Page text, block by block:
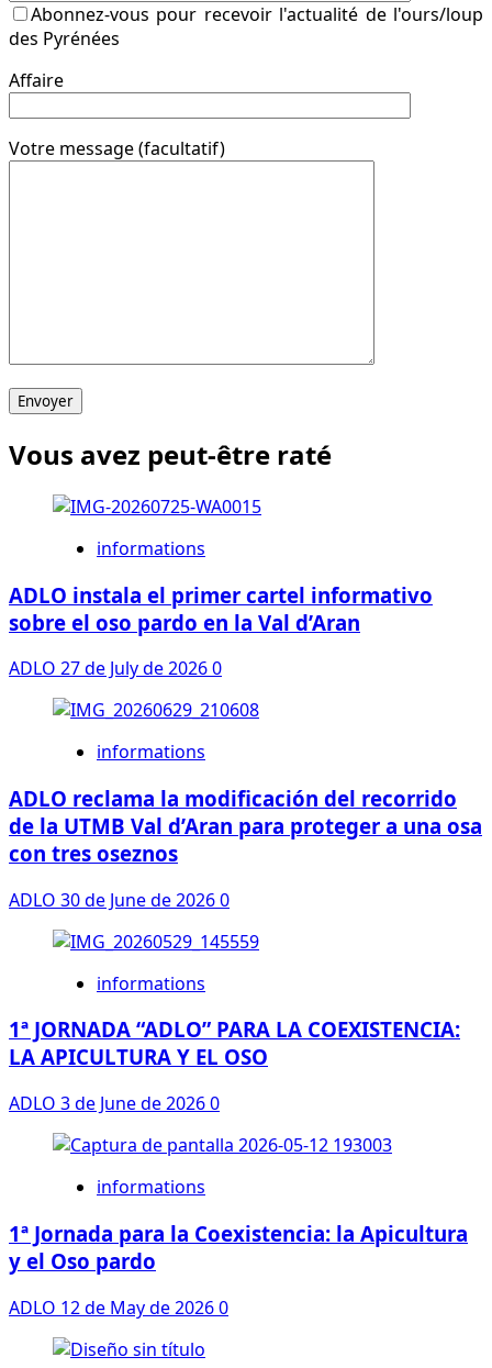
Abonnez-vous pour recevoir l'actualité de l'ours/loup
des Pyrénées
Affaire
Votre message (facultatif)
Vous avez peut-être raté
informations
ADLO instala el primer cartel informativo
sobre el oso pardo en la Val d’Aran
ADLO 27 de July de 20260
informations
ADLO reclama la modificación del recorrido
de la UTMB Val d’Aran para proteger a una osa
con tres oseznos
ADLO 30 de June de 20260
informations
1ª JORNADA “ADLO” PARA LA COEXISTENCIA:
LA APICULTURA Y EL OSO
ADLO 3 de June de 20260
informations
1ª Jornada para la Coexistencia: la Apicultura
y el Oso pardo
ADLO 12 de May de 20260